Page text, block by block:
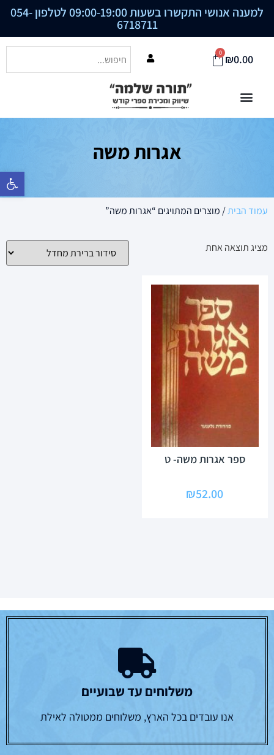
פתח סרגל
למענה אנושי התקשרו בשעות 09:00-19:00 לטלפון 054-
6718711
₪0.00
0
אגרות משה
עמוד הבית/ מוצרים המתויגים “אגרות משה”
מציג תוצאה אחת
ספר אגרות משה- ט
₪52.00
משלוחים עד שבועיים
אנו עובדים בכל הארץ, משלוחים ממטולה לאילת